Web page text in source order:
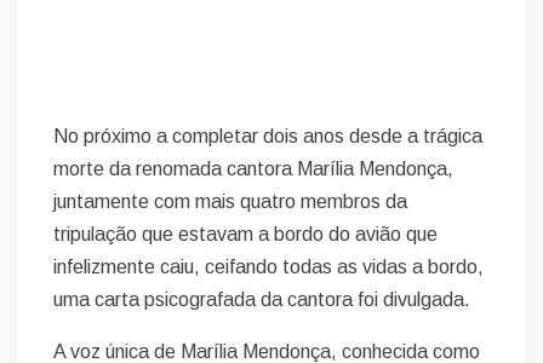
No próximo a completar dois anos desde a trágica
morte da renomada cantora Marília Mendonça,
juntamente com mais quatro membros da
tripulação que estavam a bordo do avião que
infelizmente caiu, ceifando todas as vidas a bordo,
uma carta psicografada da cantora foi divulgada.
A voz única de Marília Mendonça, conhecida como